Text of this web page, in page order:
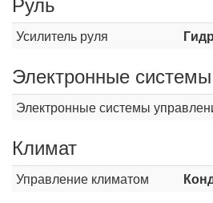
Усилитель руля
Электронные системы
Электронные системы
Климат
Управление климатом